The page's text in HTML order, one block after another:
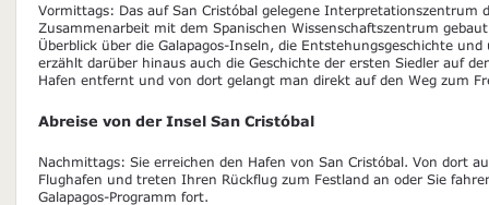
Vormittags: Das auf San Cristóbal gelegene Interpretationszentrum
Zusammenarbeit mit dem Spanischen Wissenschaftszentrum
Überblick über die Galapagos-Inseln, die Entstehungsgeschichte und
erzählt darüber hinaus auch die Geschichte der ersten Siedler auf
Hafen entfernt und von dort gelangt man direkt auf den Weg zum
Abreise von der Insel San Cristóbal
Nachmittags: Sie erreichen den Hafen von San Cristóbal. Von dort
Flughafen und treten Ihren Rückflug zum Festland an oder Sie
Galapagos-Programm fort.